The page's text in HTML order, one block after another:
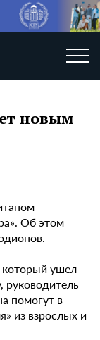
новым
Об этом
ушел
руководитель
помогут в
из взрослых и